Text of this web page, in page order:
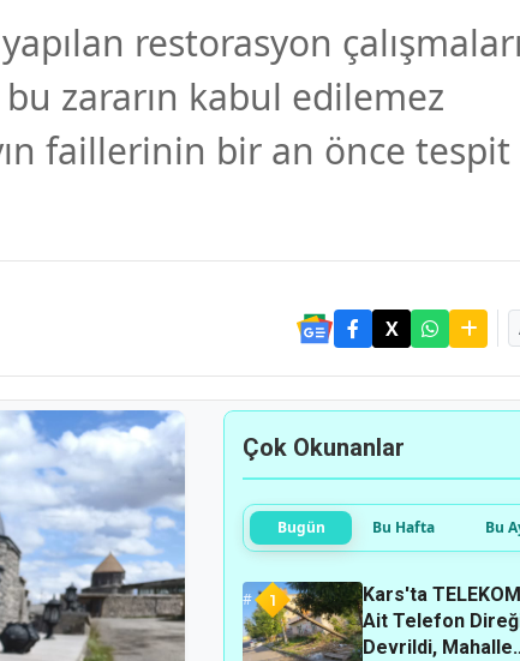
restorasyon
zararın kabul edilemez
faillerinin bir an önce tespit
Çok Okunanlar
Bugün Bu Hafta Bu
1
Kars'ta
Ait Telefon
Devrildi, Mahalle